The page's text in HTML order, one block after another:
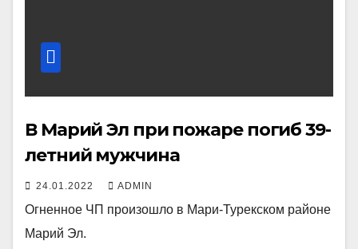
В Марий Эл при пожаре погиб 39-
летний мужчина
24.01.2022 ADMIN
Огненное ЧП произошло в Мари-Турекском районе
Марий Эл.